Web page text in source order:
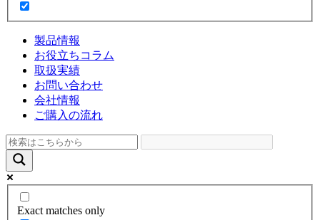
製品情報
お役立ちコラム
取扱実績
お問い合わせ
会社情報
ご購入の流れ
Exact matches only